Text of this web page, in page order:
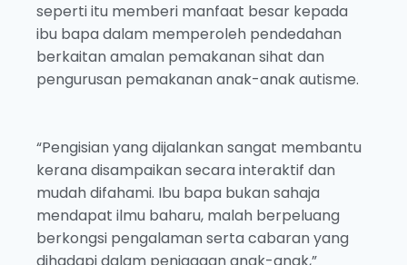
seperti itu memberi manfaat besar kepada
ibu bapa dalam memperoleh pendedahan
berkaitan amalan pemakanan sihat dan
pengurusan pemakanan anak-anak autisme.
“Pengisian yang dijalankan sangat membantu
kerana disampaikan secara interaktif dan
mudah difahami. Ibu bapa bukan sahaja
mendapat ilmu baharu, malah berpeluang
berkongsi pengalaman serta cabaran yang